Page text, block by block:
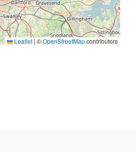
Leaflet|©OpenStreetMapcontributors